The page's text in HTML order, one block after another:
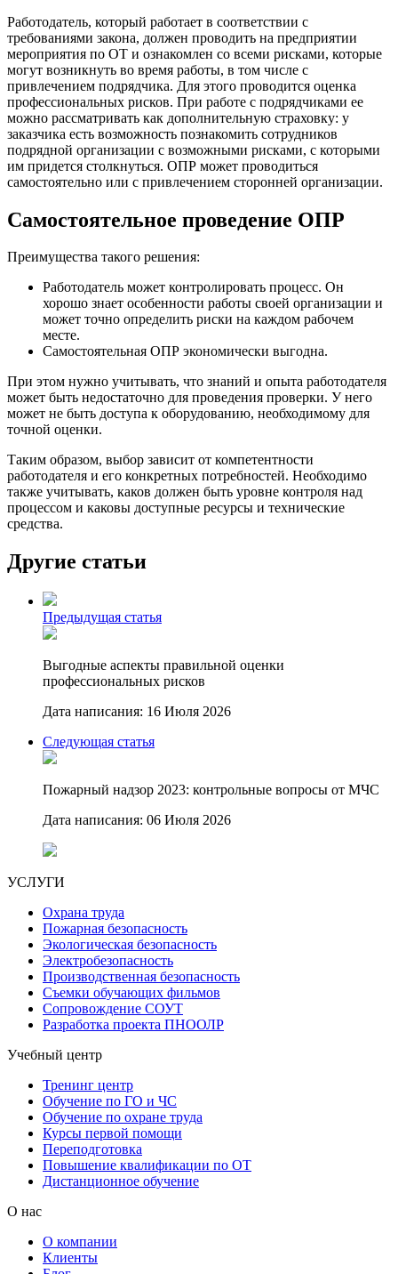
Работодатель, который работает в соответствии с
требованиями закона, должен проводить на предприятии
мероприятия по ОТ и ознакомлен со всеми рисками, которые
могут возникнуть во время работы, в том числе с
привлечением подрядчика. Для этого проводится оценка
профессиональных рисков. При работе с подрядчиками ее
можно рассматривать как дополнительную страховку: у
заказчика есть возможность познакомить сотрудников
подрядной организации с возможными рисками, с которыми
им придется столкнуться. ОПР может проводиться
самостоятельно или с привлечением сторонней организации.
Самостоятельное проведение ОПР
Преимущества такого решения:
Работодатель может контролировать процесс. Он
хорошо знает особенности работы своей организации и
может точно определить риски на каждом рабочем
месте.
Самостоятельная ОПР экономически выгодна.
При этом нужно учитывать, что знаний и опыта работодателя
может быть недостаточно для проведения проверки. У него
может не быть доступа к оборудованию, необходимому для
точной оценки.
Таким образом, выбор зависит от компетентности
работодателя и его конкретных потребностей. Необходимо
также учитывать, каков должен быть уровне контроля над
процессом и каковы доступные ресурсы и технические
средства.
Другие статьи
Предыдущая статья
Выгодные аспекты правильной оценки
профессиональных рисков
Дата написания: 16 Июля 2026
Следующая статья
Пожарный надзор 2023: контрольные вопросы от МЧС
Дата написания: 06 Июля 2026
УСЛУГИ
Охрана труда
Пожарная безопасность
Экологическая безопасность
Электробезопасность
Производственная безопасность
Съемки обучающих фильмов
Сопровождение СОУТ
Разработка проекта ПНООЛР
Учебный центр
Тренинг центр
Обучение по ГО и ЧС
Обучение по охране труда
Курсы первой помощи
Переподготовка
Повышение квалификации по ОТ
Дистанционное обучение
О нас
О компании
Клиенты